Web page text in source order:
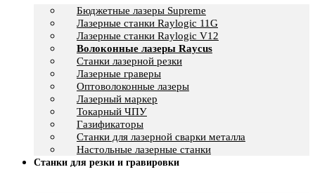
Бюджетные лазеры Supreme
Лазерные станки Raylogic 11G
Лазерные станки Raylogic V12
Волоконные лазеры Raycus
Станки лазерной резки
Лазерные граверы
Оптоволоконные лазеры
Лазерный маркер
Токарный ЧПУ
Газификаторы
Cтанки для лазерной сварки металла
Настольные лазерные станки
Станки для резки и гравировки